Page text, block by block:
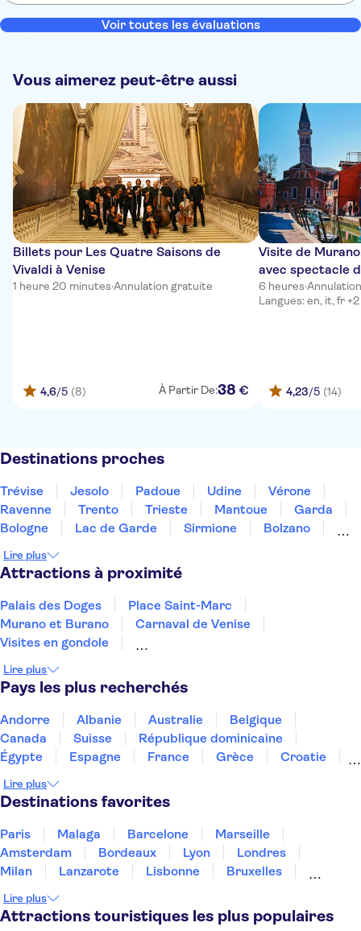
Voir toutes les évaluations
Vous aimerez peut-être aussi
Billets pour Les Quatre Saisons de
Vivaldi à Venise
1 heure 20 minutes·Annulation gratuite
4,6/5 (8) À Partir De:38 €
Visite de
avec spectacle
depuis Venise
6 heures·
Langues: en, it, fr +2
4,23/5 (14)
Destinations proches
Trévise Jesolo Padoue Udine
Vérone
Ravenne
Trento Trieste Mantoue
Garda
Bologne
Lac de Garde Sirmione
Bolzano
Lire plus
Attractions à proximité
Palais des Doges
Place Saint-Marc
Murano et Burano
Carnaval de Venise
Visites en gondole
Transport à Venise
Théâtre La Fenice
San Giorgio Maggiore
Le Musée Égyptologique de Turin
Tour de Pise
Musées du Vatican
Musées royaux de Turin
Îles Borromées
La Chapelle Sixtine
Lire plus
Pays les plus recherchés
Andorre Albanie Australie
Belgique
Canada
Suisse
République dominicaine
Égypte
Espagne France Grèce
Croatie
Thaïlande
Tunisie
Lire plus
Destinations favorites
Paris Malaga Barcelone
Marseille
Amsterdam
Bordeaux Lyon
Londres
Milan
Lanzarote Lisbonne
Bruxelles
Dubai
Copenhague Minorque Montpellier
Lire plus
Attractions touristiques les plus populaires